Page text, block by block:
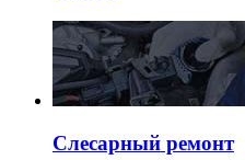
Слесарный ремонт